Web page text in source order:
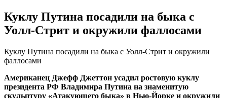
Куклу Путина посадили на быка с
Уолл-Стрит и окружили фаллосами
Куклу Путина посадили на быка с Уолл-Стрит и окружили
фаллосами
Американец Джефф Джеттон усадил ростовую куклу
президента РФ Владимира Путина на знаменитую
скульптуру «Атакующего быка» в Нью-Йорке и окружили